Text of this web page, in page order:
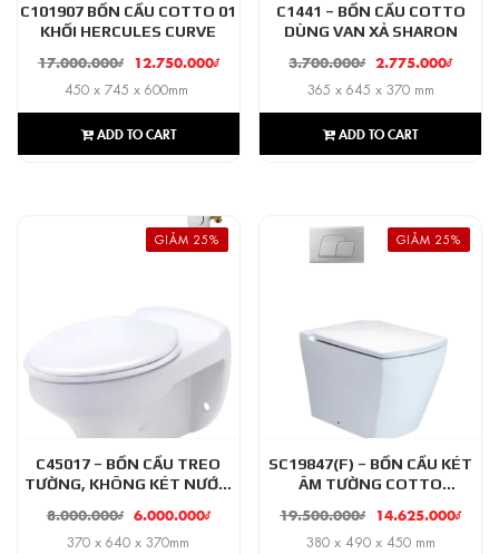
C101907 BỒN CẦU COTTO 01
KHỐI HERCULES CURVE
17.000.000₫ 12.750.000₫
450 x 745 x 600mm
ADD TO CART
C1441 – BỒN CẦU COTTO
DÙNG VAN XẢ SHARON
3.700.000₫ 2.775.000₫
365 x 645 x 370 mm
ADD TO CART
GIẢM 25%
C45017 – BỒN CẦU TREO
TƯỜNG, KHÔNG KÉT NƯỚC,
COTTO AMANDA
8.000.000₫ 6.000.000₫
370 x 640 x 370mm
GIẢM 25%
SC19847(F) – BỒN CẦU KÉT
ÂM TƯỜNG COTTO
19.500.000₫ 14.625.000₫
380 x 490 x 450 mm